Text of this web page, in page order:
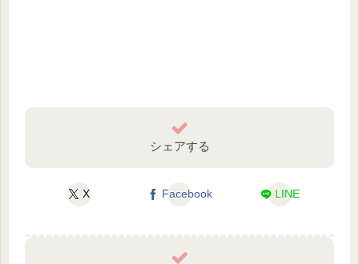
シェアする
X Facebook LINE